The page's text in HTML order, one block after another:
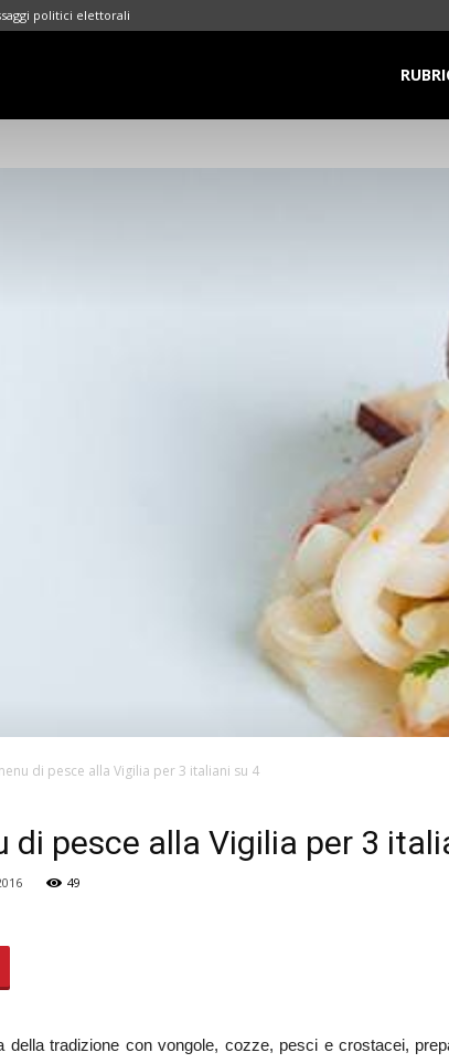
politici elettorali
di pesce alla Vigilia per 3 italiani su 4
di pesce alla Vigilia per 3
49
della tradizione con vongole, cozze, pesci e crostacei,